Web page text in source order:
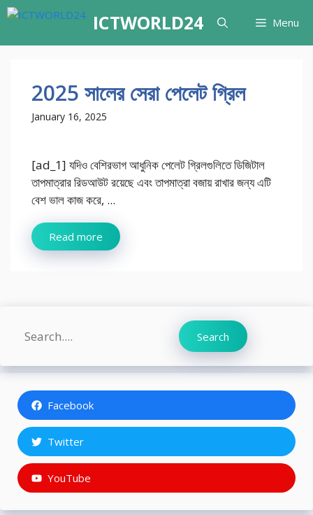
Skip
content
ICTWORLD24 Menu
2025 সালের সেরা পেলেট গ্রিল
January 16, 2025
[ad_1] যদিও বেশিরভাগ আধুনিক পেলেট গ্রিলগুলিতে ডিজিটাল
তাপমাত্রার রিডআউট রয়েছে এবং তাপমাত্রা বজায় রাখার জন্য এটি
বেশ ভাল কাজ করে, ...
Read more
Search Search
Facebook
Twitter
YouTube